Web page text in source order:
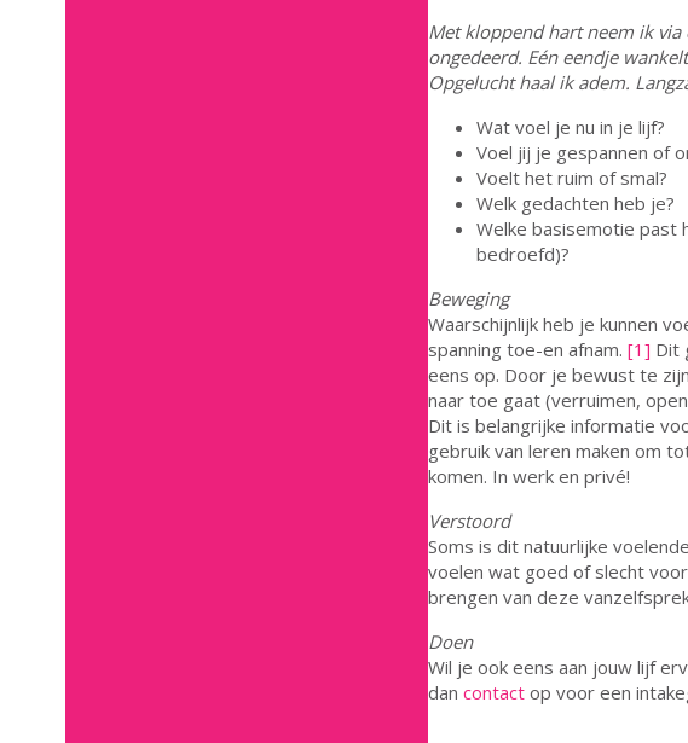
Met kloppend hart neem ik
ongedeerd. Eén eendje
Opgelucht haal ik adem.
Wat voel je nu in je lijf?
Voel jij je gespannen of
Voelt het ruim of smal?
Welk gedachten heb je?
Welke basisemotie past
bedroefd)?
Beweging
Waarschijnlijk heb je kunnen
spanning toe-en afnam. [1] Dit
eens op. Door je bewust te
naar toe gaat (verruimen,
Dit is belangrijke informatie
gebruik van leren maken om
komen. In werk en privé!
Verstoord
Soms is dit natuurlijke
voelen wat goed of slecht
brengen van deze
Doen
Wil je ook eens aan jouw lijf
dan contactop voor een